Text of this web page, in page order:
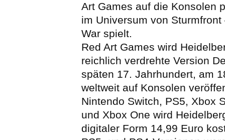
Art Games auf die Konsolen
im Universum von
War spielt.
Red Art Games wird
reichlich verdrehte Version
späten 17. Jahrhundert, am
weltweit auf Konsolen
Nintendo Switch, PS5, Xbox
und Xbox One wird
digitaler Form 14,99 Euro